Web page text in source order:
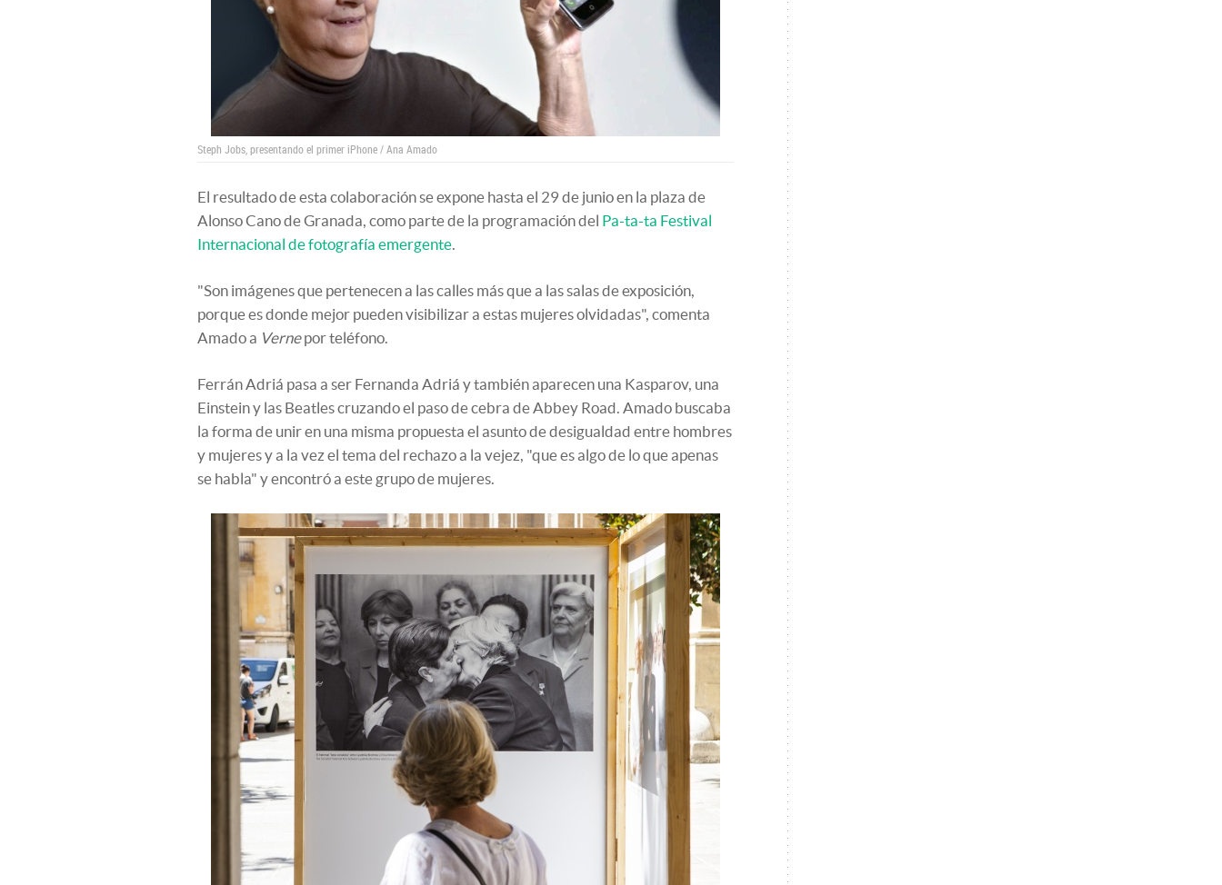
Steph Jobs, presentando el primer iPhone / Ana Amado
El resultado de esta colaboración se expone hasta el 29 de junio en la plaza de
Alonso Cano de Granada, como parte de la programación del Pa-ta-ta Festival
Internacional de fotografía emergente.
"Son imágenes que pertenecen a las calles más que a las salas de exposición,
porque es donde mejor pueden visibilizar a estas mujeres olvidadas", comenta
Amado a Vernepor teléfono.
Ferrán Adriá pasa a ser Fernanda Adriá y también aparecen una Kasparov, una
Einstein y las Beatles cruzando el paso de cebra de Abbey Road. Amado buscaba
la forma de unir en una misma propuesta el asunto de desigualdad entre hombres
y mujeres y a la vez el tema del rechazo a la vejez, "que es algo de lo que apenas
se habla" y encontró a este grupo de mujeres.